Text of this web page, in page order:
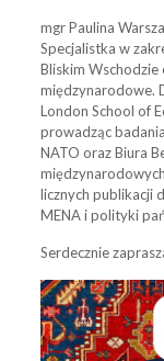
mgr Paulina
Specjalistka w
Bliskim Wschodzie
międzynarodowe.
London School of
prowadząc
NATO oraz Biura
licznych publikacji
MENA i polityki
Serdecznie